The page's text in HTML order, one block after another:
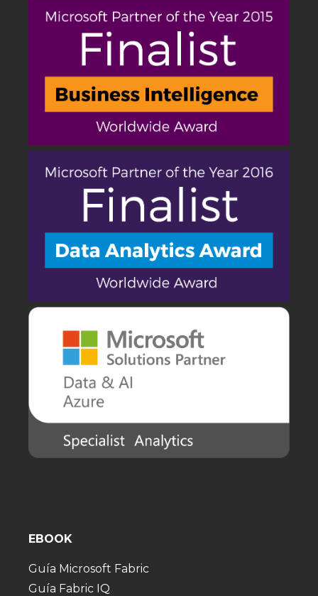
EBOOK
Guía Microsoft Fabric
Guía Fabric IQ